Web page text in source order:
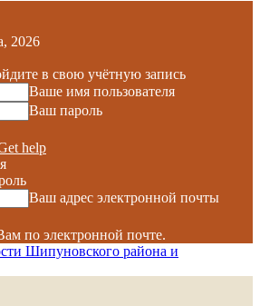
2026
в свою учётную запись
Ваше имя пользователя
Ваш пароль
help
Ваш адрес электронной почты
по электронной почте.
Шипуновского района и